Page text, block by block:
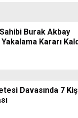
Burak Akbay
Kararı
Davasında 7